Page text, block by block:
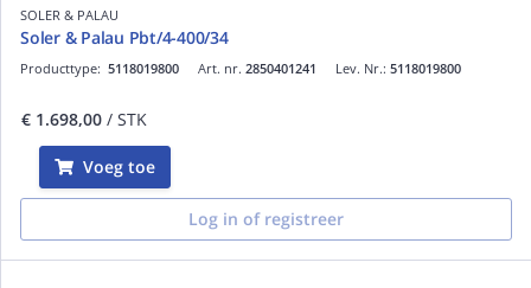
SOLER & PALAU
Soler & Palau Pbt/4-400/34
Art. nr. 2850401241
Producttype: 5118019800 Lev. Nr.: 5118019800
€ 1.698,00 / STK
Voeg toe
Log in of registreer